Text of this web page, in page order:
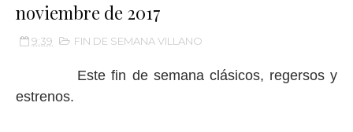
noviembre de 2017
9:39 FIN DE SEMANA VILLANO
Este fin de semana clásicos, regersos y
estrenos.